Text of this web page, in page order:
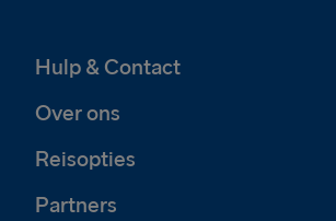
Hulp & Contact
Over ons
Reisopties
Partners